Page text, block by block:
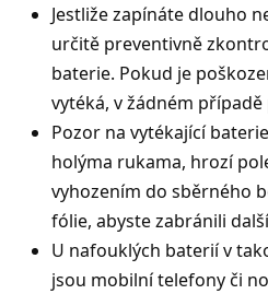
Jestliže zapínáte dlouho
určitě preventivně
baterie. Pokud je
vytéká, v žádném
Pozor na vytékající
holýma rukama, hrozí
vyhozením do sběrného
fólie, abyste zabránili
U nafouklých baterií v
jsou mobilní telefony či